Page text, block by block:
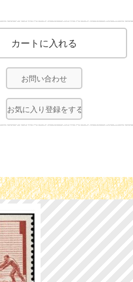
お問い合わせ
お気に入り登録をする